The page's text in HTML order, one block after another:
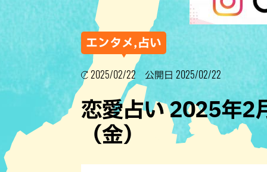
すし
洋食
ステー
その他
エンタメ,占い
2025/02/22 公開日 2025/02/22
恋愛占い 2025年2
（金）